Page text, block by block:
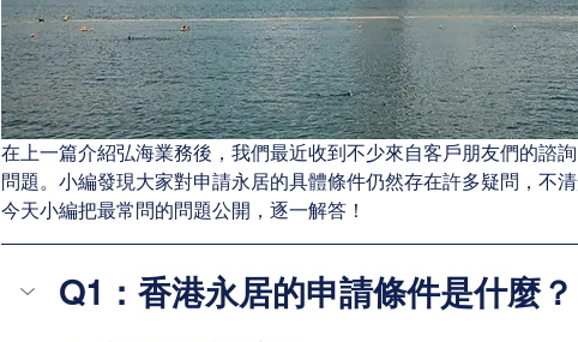
在上一篇介紹弘海業務後，我們最近收到不少來自客戶朋友們的諮
問題。小編發現大家對申請永居的具體條件仍然存在許多疑問，不
今天小編把最常問的問題公開，逐一解答！
Q1：香港永居的申請條件是什麼？